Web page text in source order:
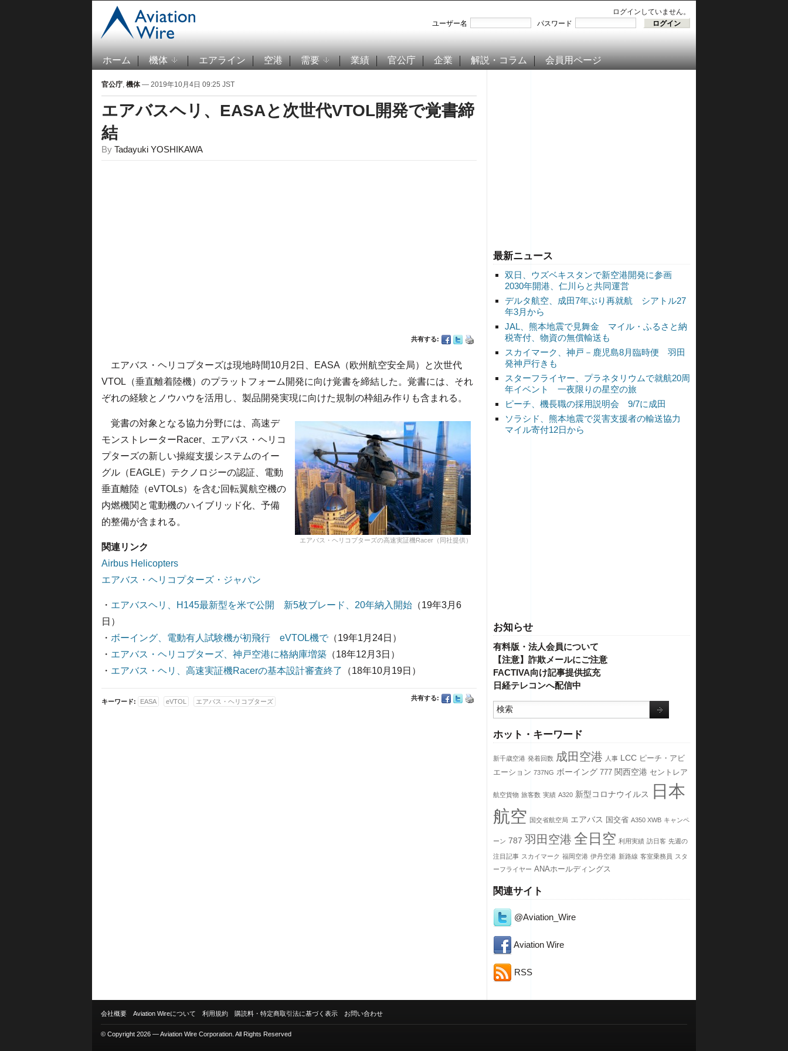
ログインしていません。
ユーザー名
パスワード
ホーム 機体 エアライン 空港 需要 業績 官公庁 企業 解説・コラム 会員用ページ
最新ニュース
双日、ウズベキスタンで新空港開発に参画
2030年開港、仁川らと共同運営
デルタ航空、成田7年ぶり再就航 シアトル27
年3月から
JAL、熊本地震で見舞金 マイル・ふるさと納
税寄付、物資の無償輸送も
スカイマーク、神戸－鹿児島8月臨時便 羽田
発神戸行きも
スターフライヤー、プラネタリウムで就航20周
年イベント 一夜限りの星空の旅
ピーチ、機長職の採用説明会 9/7に成田
ソラシド、熊本地震で災害支援者の輸送協力
マイル寄付12日から
お知らせ
有料版・法人会員について
【注意】詐欺メールにご注意
FACTIVA向け記事提供拡充
日経テレコンへ配信中
ホット・キーワード
新千歳空港 発着回数 成田空港 人事 LCC ピーチ・アビ
エーション 737NG ボーイング 777 関西空港 セントレア
航空貨物 旅客数 実績 A320 新型コロナウイルス
日本
航空 国交省航空局 エアバス 国交省 A350 XWB キャンペ
ーン 787 羽田空港 全日空 利用実績 訪日客 先週の
注目記事 スカイマーク 福岡空港 伊丹空港 新路線 客室乗務員 スタ
ーフライヤー ANAホールディングス
関連サイト
@Aviation_Wire
Aviation Wire
RSS
官公庁, 機体— 2019年10月4日 09:25 JST
エアバスヘリ、EASAと次世代VTOL開発で覚書締
結
By Tadayuki YOSHIKAWA
共有する:
エアバス・ヘリコプターズは現地時間10月2日、EASA（欧州航空安全局）と次世代
VTOL（垂直離着陸機）のプラットフォーム開発に向け覚書を締結した。覚書には、それ
ぞれの経験とノウハウを活用し、製品開発実現に向けた規制の枠組み作りも含まれる。
エアバス・ヘリコプターズの高速実証機Racer（同社提供）
覚書の対象となる協力分野には、高速デ
モンストレーターRacer、エアバス・ヘリコ
プターズの新しい操縦支援システムのイー
グル（EAGLE）テクノロジーの認証、電動
垂直離陸（eVTOLs）を含む回転翼航空機の
内燃機関と電動機のハイブリッド化、予備
的整備が含まれる。
関連リンク
Airbus Helicopters
エアバス・ヘリコプターズ・ジャパン
・ エアバスヘリ、H145最新型を米で公開 新5枚ブレード、20年納入開始 （19年3月6
日）
・ ボーイング、電動有人試験機が初飛行 eVTOL機で（19年1月24日）
・ エアバス・ヘリコプターズ、神戸空港に格納庫増築 （18年12月3日）
・ エアバス・ヘリ、高速実証機Racerの基本設計審査終了 （18年10月19日）
共有する:
キーワード: EASA eVTOL エアバス・ヘリコプターズ
会社概要 Aviation Wireについて 利用規約 購読料・特定商取引法に基づく表示 お問い合わせ
© Copyright 2026 — Aviation Wire Corporation. All Rights Reserved